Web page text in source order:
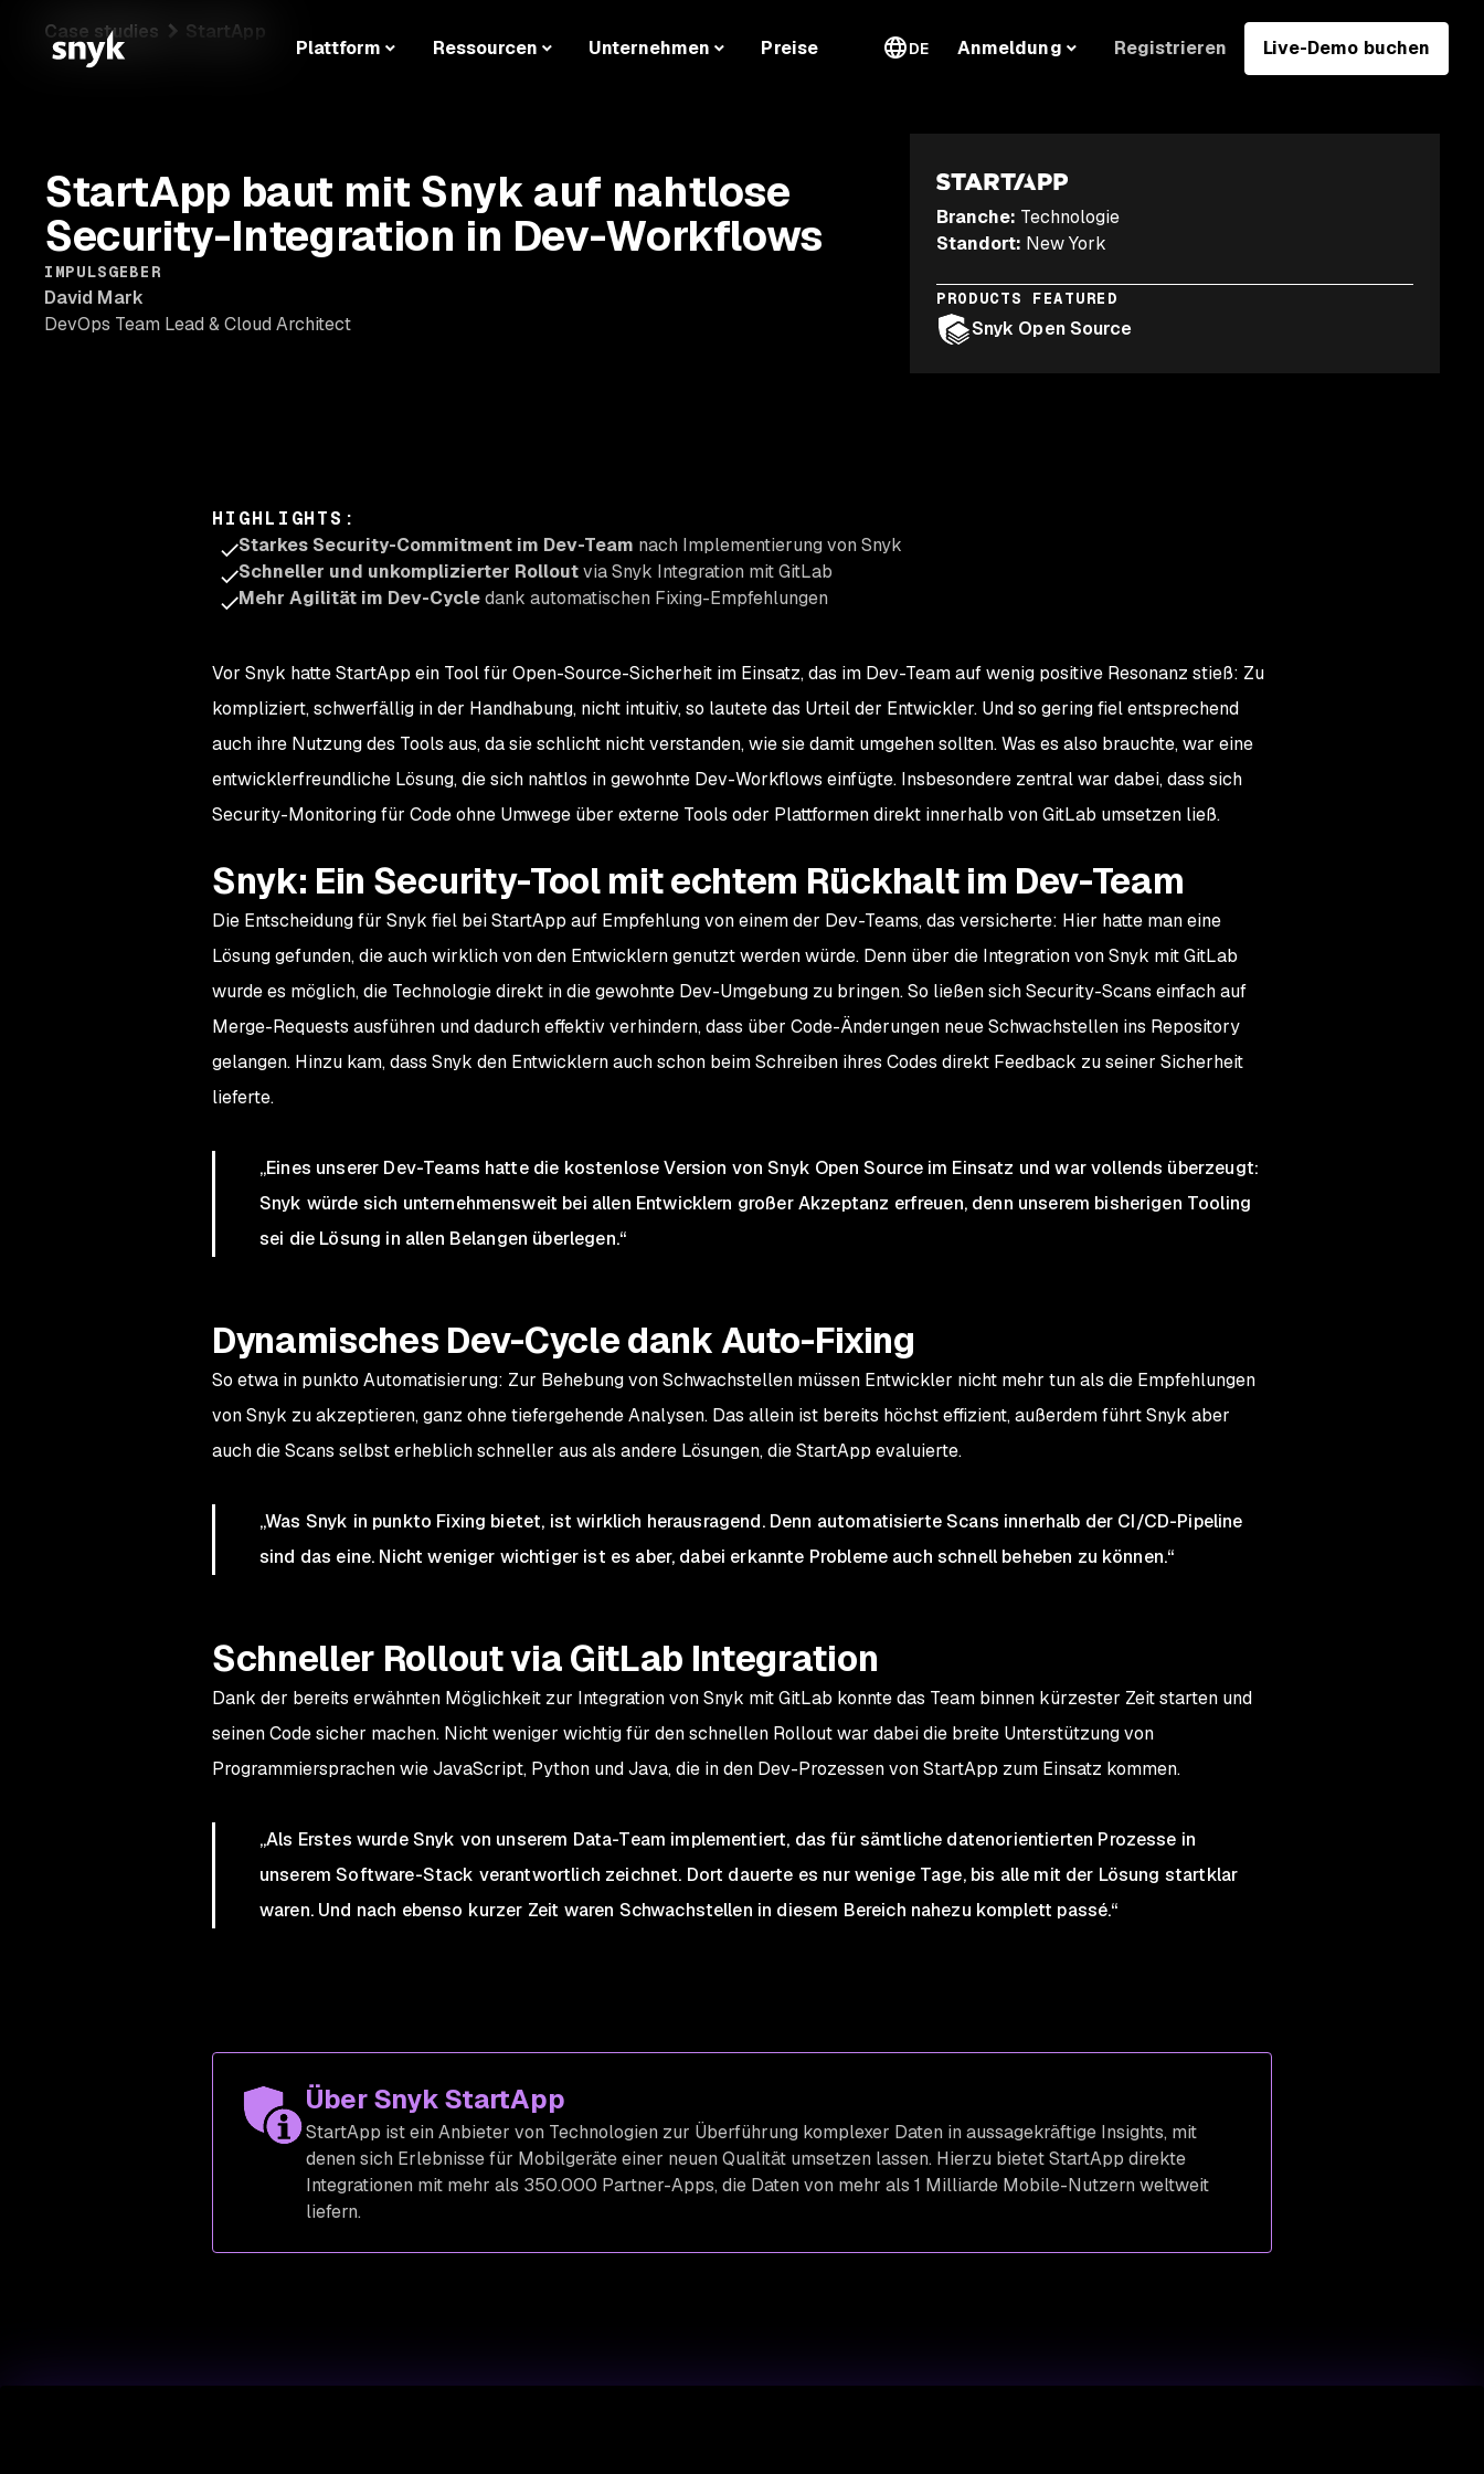
Plattform Ressourcen Unternehmen Preise DE Anmeldung Registrieren Live-Demo buchen
Case studies StartApp
StartApp baut mit Snyk auf nahtlose
Security-Integration in Dev-Workflows
IMPULSGEBER
David Mark
DevOps Team Lead & Cloud Architect
Branche: Technologie
Standort: New York
PRODUCTS FEATURED
Snyk Open Source
HIGHLIGHTS :
Starkes Security-Commitment im Dev-Team nach Implementierung von Snyk
Schneller und unkomplizierter Rolloutvia Snyk Integration mit GitLab
Mehr Agilität im Dev-Cycledank automatischen Fixing-Empfehlungen
Vor Snyk hatte StartApp ein Tool für Open-Source-Sicherheit im Einsatz, das im Dev-Team auf wenig positive Resonanz stieß: Zu
kompliziert, schwerfällig in der Handhabung, nicht intuitiv, so lautete das Urteil der Entwickler. Und so gering fiel entsprechend
auch ihre Nutzung des Tools aus, da sie schlicht nicht verstanden, wie sie damit umgehen sollten. Was es also brauchte, war eine
entwicklerfreundliche Lösung, die sich nahtlos in gewohnte Dev-Workflows einfügte. Insbesondere zentral war dabei, dass sich
Security-Monitoring für Code ohne Umwege über externe Tools oder Plattformen direkt innerhalb von GitLab umsetzen ließ.
Snyk: Ein Security-Tool mit echtem Rückhalt im Dev-Team
Die Entscheidung für Snyk fiel bei StartApp auf Empfehlung von einem der Dev-Teams, das versicherte: Hier hatte man eine
Lösung gefunden, die auch wirklich von den Entwicklern genutzt werden würde. Denn über die Integration von Snyk mit GitLab
wurde es möglich, die Technologie direkt in die gewohnte Dev-Umgebung zu bringen. So ließen sich Security-Scans einfach auf
Merge-Requests ausführen und dadurch effektiv verhindern, dass über Code-Änderungen neue Schwachstellen ins Repository
gelangen. Hinzu kam, dass Snyk den Entwicklern auch schon beim Schreiben ihres Codes direkt Feedback zu seiner Sicherheit
lieferte.
„Eines unserer Dev-Teams hatte die kostenlose Version von Snyk Open Source im Einsatz und war vollends überzeugt:
Snyk würde sich unternehmensweit bei allen Entwicklern großer Akzeptanz erfreuen, denn unserem bisherigen Tooling
sei die Lösung in allen Belangen überlegen.“
Dynamisches Dev-Cycle dank Auto-Fixing
So etwa in punkto Automatisierung: Zur Behebung von Schwachstellen müssen Entwickler nicht mehr tun als die Empfehlungen
von Snyk zu akzeptieren, ganz ohne tiefergehende Analysen. Das allein ist bereits höchst effizient, außerdem führt Snyk aber
auch die Scans selbst erheblich schneller aus als andere Lösungen, die StartApp evaluierte.
„Was Snyk in punkto Fixing bietet, ist wirklich herausragend. Denn automatisierte Scans innerhalb der CI/CD-Pipeline
sind das eine. Nicht weniger wichtiger ist es aber, dabei erkannte Probleme auch schnell beheben zu können.“
Schneller Rollout via GitLab Integration
Dank der bereits erwähnten Möglichkeit zur Integration von Snyk mit GitLab konnte das Team binnen kürzester Zeit starten und
seinen Code sicher machen. Nicht weniger wichtig für den schnellen Rollout war dabei die breite Unterstützung von
Programmiersprachen wie JavaScript, Python und Java, die in den Dev-Prozessen von StartApp zum Einsatz kommen.
„Als Erstes wurde Snyk von unserem Data-Team implementiert, das für sämtliche datenorientierten Prozesse in
unserem Software-Stack verantwortlich zeichnet. Dort dauerte es nur wenige Tage, bis alle mit der Lösung startklar
waren. Und nach ebenso kurzer Zeit waren Schwachstellen in diesem Bereich nahezu komplett passé.“
Über Snyk StartApp
StartApp ist ein Anbieter von Technologien zur Überführung komplexer Daten in aussagekräftige Insights, mit
denen sich Erlebnisse für Mobilgeräte einer neuen Qualität umsetzen lassen. Hierzu bietet StartApp direkte
Integrationen mit mehr als 350.000 Partner-Apps, die Daten von mehr als 1 Milliarde Mobile-Nutzern weltweit
liefern.